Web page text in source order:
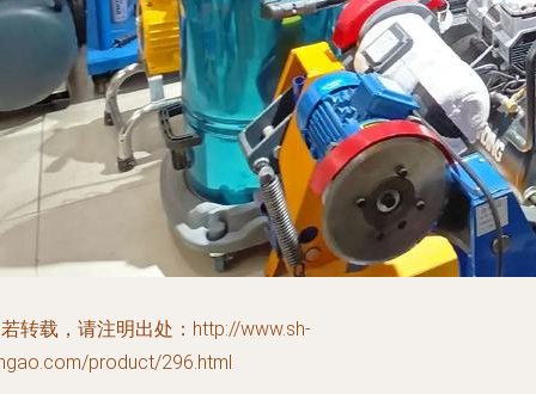
转载，请注明出处：http://www.sh-
product/296.html